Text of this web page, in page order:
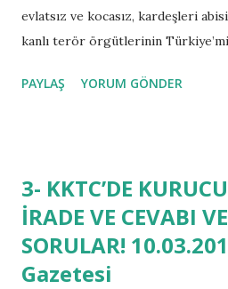
Ömer Kalyoncu Başbakanlığındaki
sırasıyla istifalarını sunarak düşt...
evlatsız ve kocasız, kardeşleri
kanlı terör örgütlerinin
– stratejik konumu ve önemi
örgütleri ve bu terör örgütlerine
uzantılar birlik olarak eylemlerini,
küresel aktör olma yolunda hızla
gerçekleştirmektedir. Bu tür
PAYLAŞ YORUM GÖNDER
3- KKTC’DE
İRADE VE CEVABI
SORULAR!
Gazetesi